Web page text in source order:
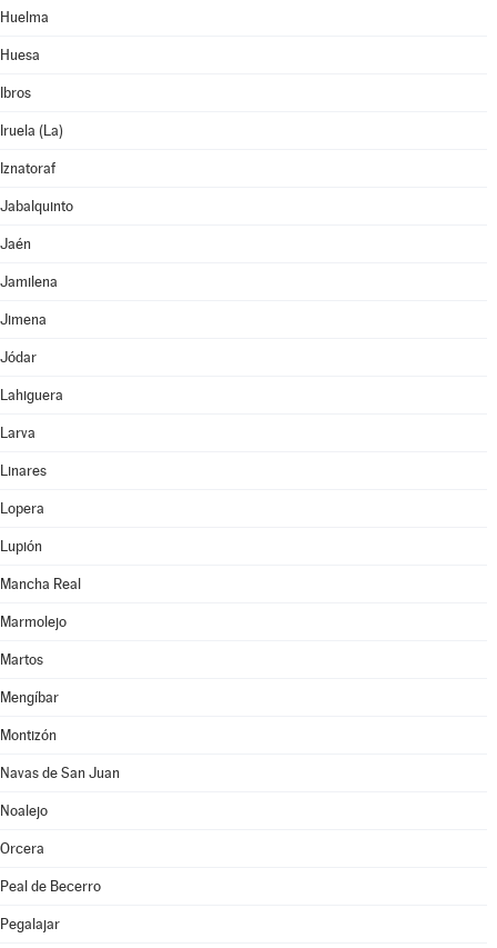
Huelma
Huesa
Ibros
Iruela (La)
Iznatoraf
Jabalquinto
Jaén
Jamilena
Jimena
Jódar
Lahiguera
Larva
Linares
Lopera
Lupión
Mancha Real
Marmolejo
Martos
Mengíbar
Montizón
Navas de San Juan
Noalejo
Orcera
Peal de Becerro
Pegalajar